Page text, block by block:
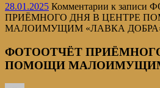
28.01.2025 Комментарии к записи
ПРИЁМНОГО ДНЯ В ЦЕНТРЕ
МАЛОИМУЩИМ «ЛАВКА
ФОТООТЧЁТ
ПОМОЩИ МАЛОИМУЩИМ